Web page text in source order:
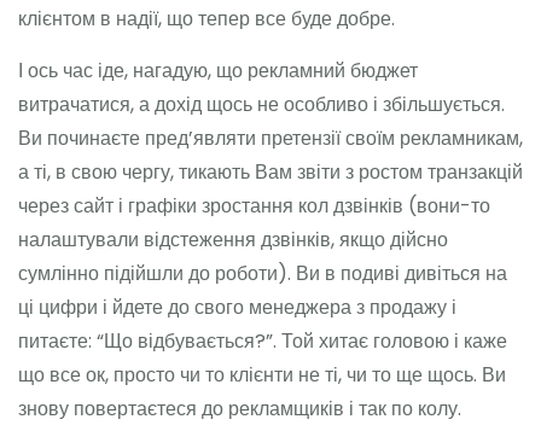
клієнтом в надії, що тепер все буде добре.
І ось час іде, нагадую, що рекламний бюджет
витрачатися, а дохід щось не особливо і збільшується.
Ви починаєте пред’являти претензії своїм рекламникам,
а ті, в свою чергу, тикають Вам звіти з ростом транзакцій
через сайт і графіки зростання кол дзвінків (вони-то
налаштували відстеження дзвінків, якщо дійсно
сумлінно підійшли до роботи). Ви в подиві дивіться на
ці цифри і йдете до свого менеджера з продажу і
питаєте: “Що відбувається?”. Той хитає головою і каже
що все ок, просто чи то клієнти не ті, чи то ще щось. Ви
знову повертаєтеся до рекламщиків і так по колу.